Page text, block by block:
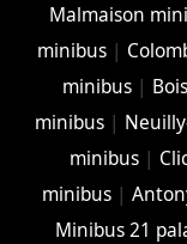
Malmaison
minibus|
minibus |
minibus|
minibus|
minibus|
Minibus 21